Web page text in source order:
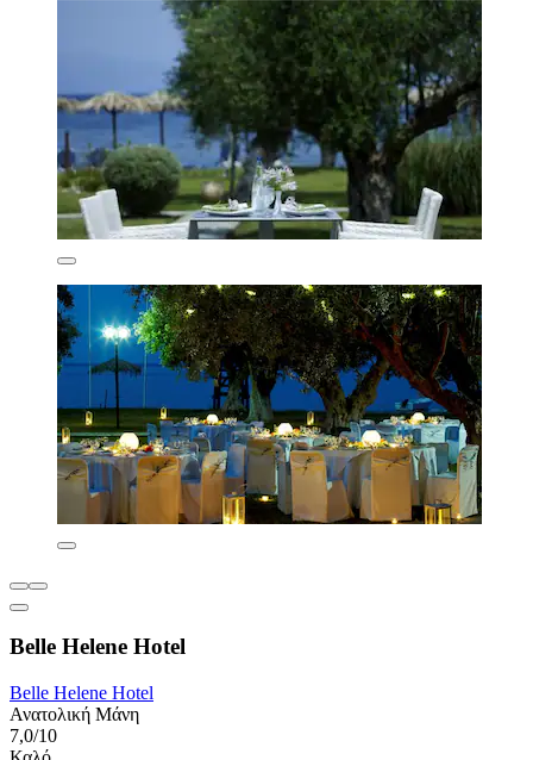
Belle Helene Hotel
Belle Helene Hotel
Ανατολική Μάνη
7,0/10